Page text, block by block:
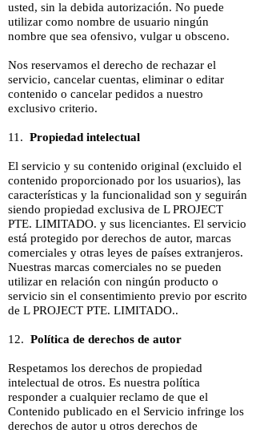
usted, sin la debida autorización. No puede
utilizar como nombre de usuario ningún
nombre que sea ofensivo, vulgar u obsceno.
Nos reservamos el derecho de rechazar el
servicio, cancelar cuentas, eliminar o editar
contenido o cancelar pedidos a nuestro
exclusivo criterio.
11. Propiedad intelectual
El servicio y su contenido original (excluido el
contenido proporcionado por los usuarios), las
características y la funcionalidad son y seguirán
siendo propiedad exclusiva de L PROJECT
PTE. LIMITADO. y sus licenciantes. El servicio
está protegido por derechos de autor, marcas
comerciales y otras leyes de países extranjeros.
Nuestras marcas comerciales no se pueden
utilizar en relación con ningún producto o
servicio sin el consentimiento previo por escrito
de L PROJECT PTE. LIMITADO..
12. Política de derechos de autor
Respetamos los derechos de propiedad
intelectual de otros. Es nuestra política
responder a cualquier reclamo de que el
Contenido publicado en el Servicio infringe los
derechos de autor u otros derechos de